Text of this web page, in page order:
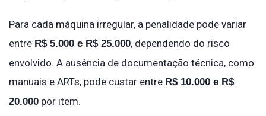
Para cada máquina irregular, a penalidade pode variar
entre R$ 5.000 e R$ 25.000, dependendo do risco
envolvido. A ausência de documentação técnica, como
manuais e ARTs, pode custar entre R$ 10.000 e R$
20.000 por item.